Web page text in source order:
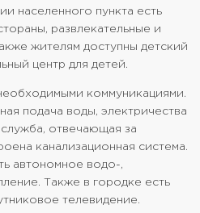
населенного пункта есть
развлекательные и
жителям доступны детский
центр для детей.
коммуникациями.
подача воды, электричества
служба, отвечающая за
канализационная система.
автономное водо-,
Также в городке есть
телевидение.